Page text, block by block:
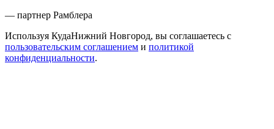
— партнер Рамблера
Используя КудаНижний Новгород, вы соглашаетесь с
пользовательским соглашением и политикой
конфиденциальности.